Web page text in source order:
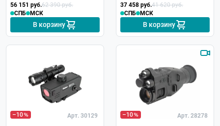
ночной с лазерным
дальномером
56 151 руб.62 390 руб.
СПБ
МСК
В корзину
37 458 руб.41 620 руб.
СПБ
МСК
В корзину
–10 Арт. 30129 –10 Арт. 28278